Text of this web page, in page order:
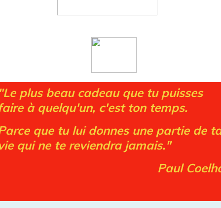
plus beau cadeau que tu puisses
à quelqu'un, c'est ton temps.
que tu lui donnes une partie de
qui ne te reviendra jamais."
Paul